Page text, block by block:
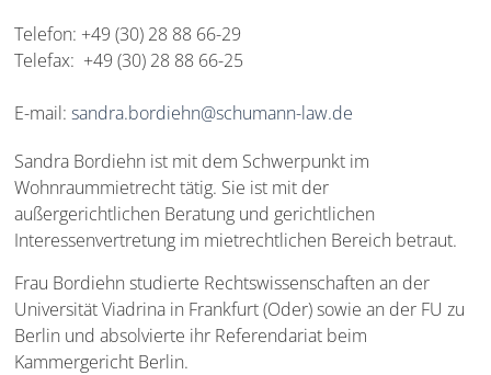
Telefon: +49 (30) 28 88 66-29
Telefax: +49 (30) 28 88 66-25
E-mail:sandra.bordiehn@schumann-law.de
Sandra Bordiehn ist mit dem Schwerpunkt im
Wohnraummietrecht tätig. Sie ist mit der
außergerichtlichen Beratung und gerichtlichen
Interessenvertretung im mietrechtlichen Bereich betraut.
Frau Bordiehn studierte Rechtswissenschaften an der
Universität Viadrina in Frankfurt (Oder) sowie an der FU zu
Berlin und absolvierte ihr Referendariat beim
Kammergericht Berlin.